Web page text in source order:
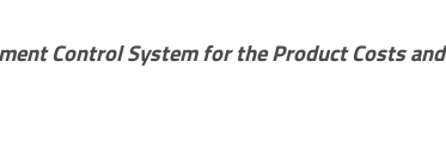
Control System for the Product Costs and